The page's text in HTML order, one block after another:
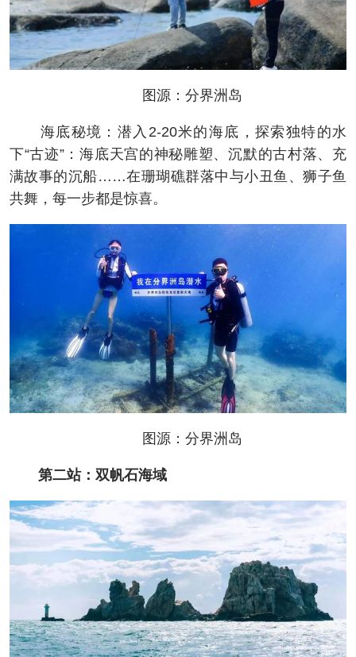
图源：分界洲岛
海底秘境：潜入2-20米的海底，探索独特的水
下“古迹”：海底天宫的神秘雕塑、沉默的古村落、充
满故事的沉船……在珊瑚礁群落中与小丑鱼、狮子鱼
共舞，每一步都是惊喜。
图源：分界洲岛
第二站：双帆石海域